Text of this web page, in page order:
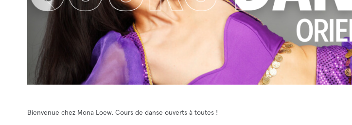
Bienvenue chez Mona Loew. Cours de danse ouverts à toutes !